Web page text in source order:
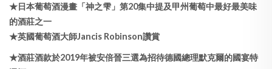
★日本葡萄酒漫畫「神之雫」第20集中提及甲州葡萄中最好最美味
的酒莊之一
★英國葡萄酒大師Jancis Robinson讚賞
★酒莊酒款於2019年被安倍晉三選為招待德國總理默克爾的國宴特